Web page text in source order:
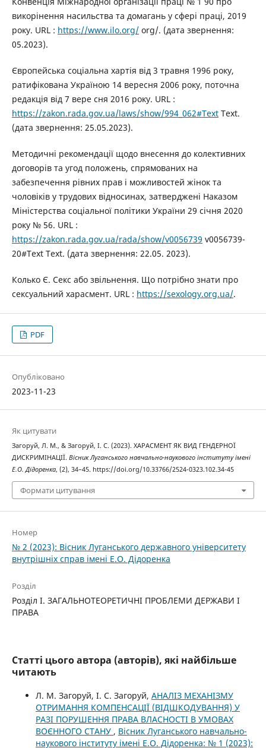
викорінення насильства та домагань у сфері праці, 2019
року. URL : https://www.ilo.org/org/. (дата звернення:
05.2023).
Європейська соціальна хартія від 3 травня 1996 року,
ратифікована Україною 14 вересня 2006 року, поточна
редакція від 7 вере сня 2016 року. URL :
https://zakon.rada.gov.ua/laws/show/994_062#TextText.
(дата звернення: 25.05.2023).
Методичні рекомендації щодо внесення до колективних
договорів та угод положень, спрямованих на
забезпечення рівних прав і можливостей жінок та
чоловіків у трудових відносинах, затверджені Наказом
Міністерства соціальної політики України 29 січня 2020
року № 56. URL :
https://zakon.rada.gov.ua/rada/show/v0056739 v0056739-
20#Text Text. (дата звернення: 22.05. 2023).
Колько Є. Секс або звільнення. Що потрібно знати про
сексуальний харасмент. URL : https://sexology.org.ua/.
PDF
Опубліковано
2023-11-23
Як цитувати
Загоруй, Л. М., & Загоруй, І. С. (2023). ХАРАСМЕНТ ЯК ВИД ГЕНДЕРНОЇ
ДИСКРИМІНАЦІЇ. Вісник Луганського навчально-наукового інституту імені
Е.О. Дідоренка, (2), 34–45. https://doi.org/10.33766/2524-0323.102.34-45
Формати цитування
Номер
№ 2 (2023): Вісник Луганського державного університету
внутрішніх справ імені Е.О. Дідоренка
Розділ
Розділ I. ЗАГАЛЬНОТЕОРЕТИЧНІ ПРОБЛЕМИ ДЕРЖАВИ І
ПРАВА
Статті цього автора (авторів), які найбільше
читають
Л. М. Загоруй, І. С. Загоруй, АНАЛІЗ МЕХАНІЗМУ
ОТРИМАННЯ КОМПЕНСАЦІЇ (ВІДШКОДУВАННЯ) У
РАЗІ ПОРУШЕННЯ ПРАВА ВЛАСНОСТІ В УМОВАХ
ВОЄННОГО СТАНУ , Вісник Луганського навчально-
наукового інституту імені Е.О. Дідоренка: № 1 (2023):